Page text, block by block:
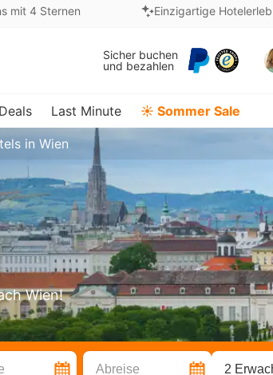
mit 4 Sternen Einzigartige
Sicher buchen
und bezahlen
Deals Last Minute ☀️ Sommer Sale
Wien!
in Wien
Abreise 2